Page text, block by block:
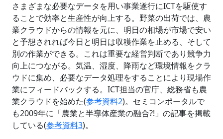
さまざまな必要なデータを用い事業遂行にICTを駆使す
ることで効率と生産性が向上する。野菜の出荷では、農
業クラウドからの情報を元に、明日の相場が市場で安い
と予想されれば今日と明日は収穫作業を止める、そして
別の作業ができる。これは重要な経営判断であり競争力
向上につながる。気温、湿度、降雨など環境情報をクラ
ウドに集め、必要なデータ処理をすることにより現場作
業にフィードバックする。ICT担当の官庁、総務省も農
業クラウドを始めた(参考資料2)。セミコンポータルで
も2009年に「農業と半導体産業の融合?!」の記事を掲載
している(参考資料3)。